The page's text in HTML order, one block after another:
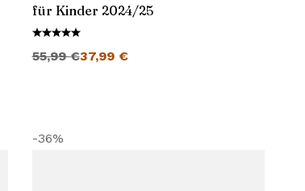
für Kinder 2024/25
55,99€37,99 €
-36%